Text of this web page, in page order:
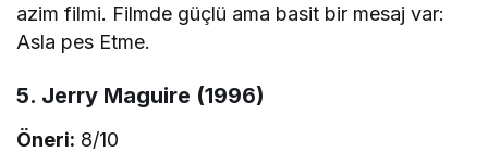
azim filmi. Filmde güçlü ama basit bir mesaj var:
Asla pes Etme.
5. Jerry Maguire (1996)
Öneri: 8/10